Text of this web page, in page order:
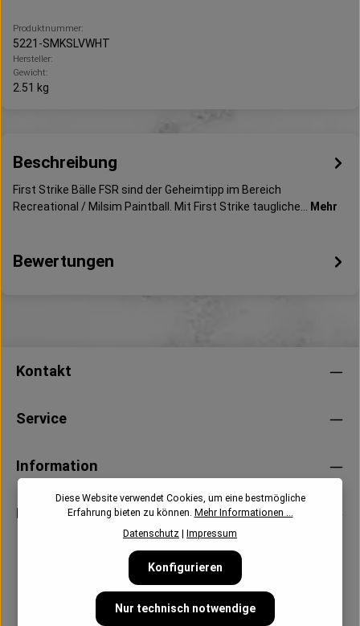
Produktnummer:
5221-SMKSLVWHT
Hersteller:
Gewicht:
2.51 kg
Beschreibung
First Strike Bälle FSR sind der Geheimtipp im Bereich
Recreational / Milsim Paintball. Mit First Strike taugliche…
Mehr
Bewertungen
Kontakt
Service
Information
Newsletter
Diese Website verwendet Cookies, um eine bestmögliche
Erfahrung bieten zu können. Mehr Informationen ...
Datenschutz
Impressum
Nur technisch notwendige
Konfigurieren